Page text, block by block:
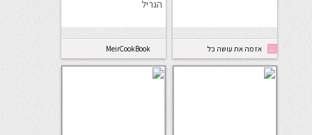
אז מה את עושה כל
היום
הגריל
MeirCookBook